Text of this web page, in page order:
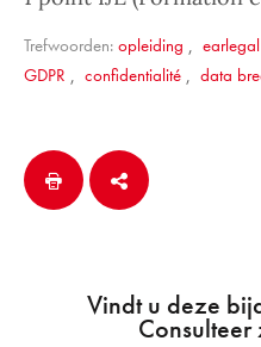
Trefwoorden: opleiding , earlegal
GDPR , confidentialité , data
Vindt u deze